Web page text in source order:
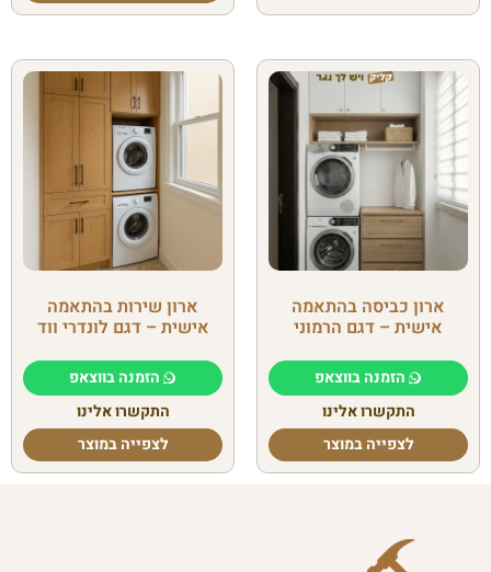
ארון כביסה בהתאמה
אישית – דגם הרמוני
הזמנה בווצאפ
התקשרו אלינו
לצפייה במוצר
ארון שירות בהתאמה
אישית – דגם לונדרי ווד
הזמנה בווצאפ
התקשרו אלינו
לצפייה במוצר